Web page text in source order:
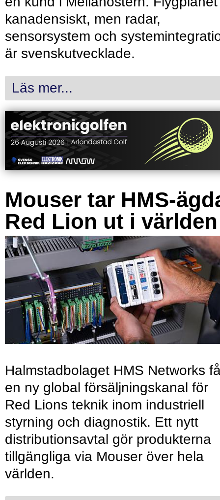
kanadensiskt, men radar,
sensorsystem och
är svenskutvecklade.
Läs mer...
Mouser tar HMS-
Red Lion ut i världen
Halmstadbolaget HMS Networks
en ny global försäljningskanal för
Red Lions teknik inom industriell
styrning och diagnostik. Ett nytt
distributionsavtal gör produkterna
tillgängliga via Mouser över hela
världen.